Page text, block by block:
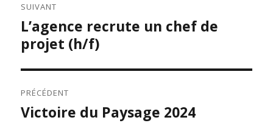
DE
L’ARTICLE
SUIVANT
Publication
suivante :
L’agence recrute un chef de
projet (h/f)
PRÉCÉDENT
Publication
Victoire du Paysage 2024